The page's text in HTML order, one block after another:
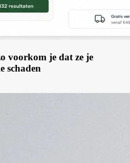
voorkom je dat ze je
schaden